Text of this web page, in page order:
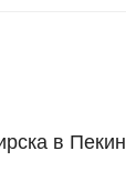
в Пекин